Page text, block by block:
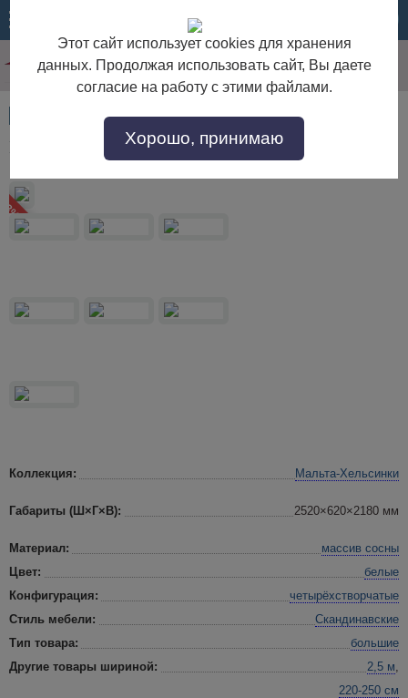
1900
Шкаф Хельсинки-4- SP-GT-M с зеркалом 2,5 м
Коллекция: Мальта-Хельсинки
Габариты (Ш×Г×В): 2520×620×2180 мм
Материал:
массив сосны
Цвет:
белые
Конфигурация:
четырёхстворчатые
Стиль мебели:
Скандинавские
Тип товара:
большие
Другие товары шириной:
2,5 м,
220-250 см
Этот сайт использует cookies для хранения
данных. Продолжая использовать сайт, Вы даете
согласие на работу с этими файлами.
Хорошо, принимаю